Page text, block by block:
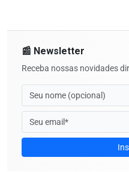
📰 Newsletter
Receba nossas novidades